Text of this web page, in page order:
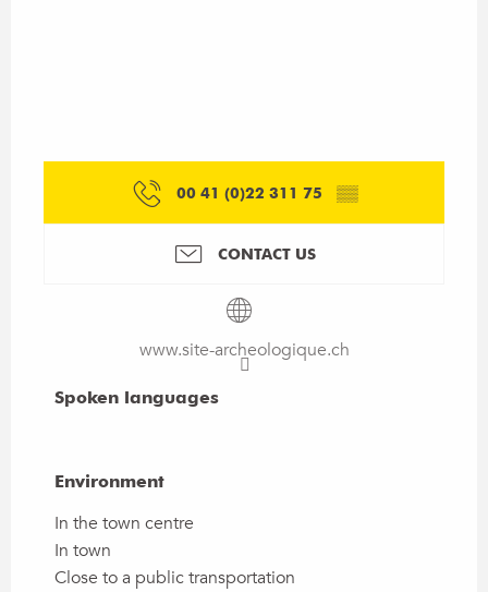
00 41 (0)22 311 75 ▒▒
CONTACT US
www.site-archeologique.ch
Spoken languages
Spoken languages
Environment
Environment
In the town centre
In town
Close to a public transportation